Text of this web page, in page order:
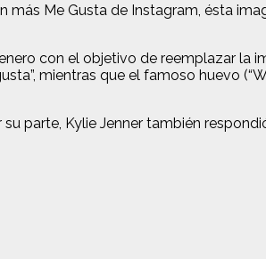
Me Gusta de Instagram, ésta
con el objetivo de reemplazar la
mientras que el famoso huevo
su parte, Kylie Jenner también